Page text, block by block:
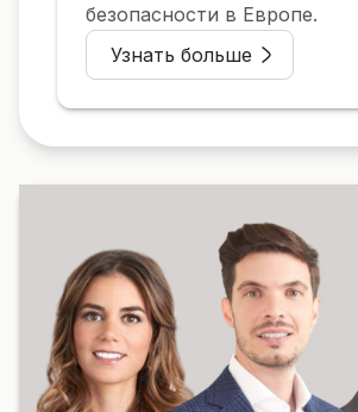
безопасности в Европе.
Узнать больше